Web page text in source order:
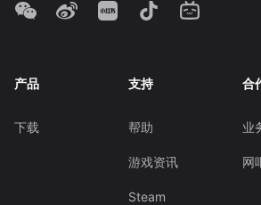
产品
下载
支持
帮助
游戏资讯
Steam
合
业
网